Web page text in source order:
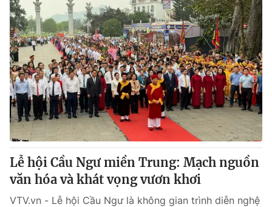
Lễ hội Cầu Ngư miền Trung: Mạch nguồn
văn hóa và khát vọng vươn khơi
VTV.vn - Lễ hội Cầu Ngư là không gian trình diễn nghệ